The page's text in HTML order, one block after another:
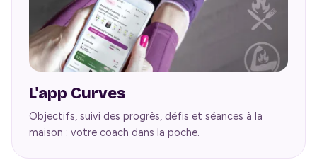
L'app Curves
Objectifs, suivi des progrès, défis et séances à la
maison : votre coach dans la poche.